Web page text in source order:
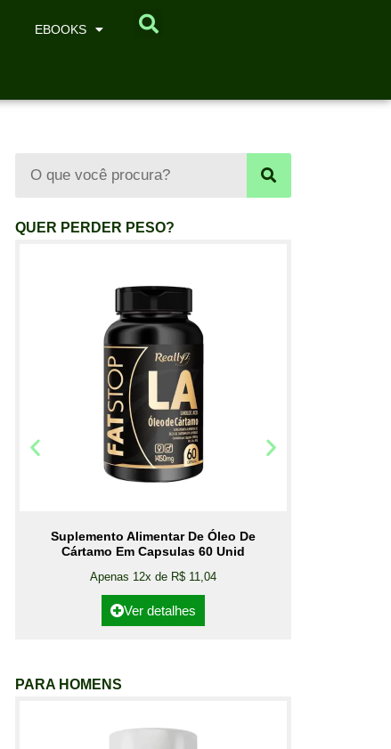
EBOOKS
QUER PERDER PESO?
Suplemento Alimentar De Óleo De
Cártamo Em Capsulas 60 Unid
Apenas 12x de R$ 11,04
Ver detalhes
PARA HOMENS